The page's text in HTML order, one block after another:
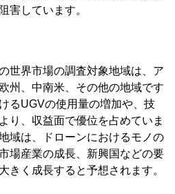
害しています。
世界市場の調査対象地域は、ア
州、中南米、その他の地域です
るUGVの使用量の増加や、技
り、収益面で優位を占めていま
域は、ドローンにおけるモノの
場産業の成長、新興国などの要
きく成長すると予想されます。